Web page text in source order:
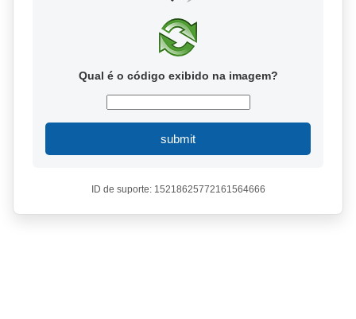
Qual é o código exibido na imagem?
submit
ID de suporte: 15218625772161564666